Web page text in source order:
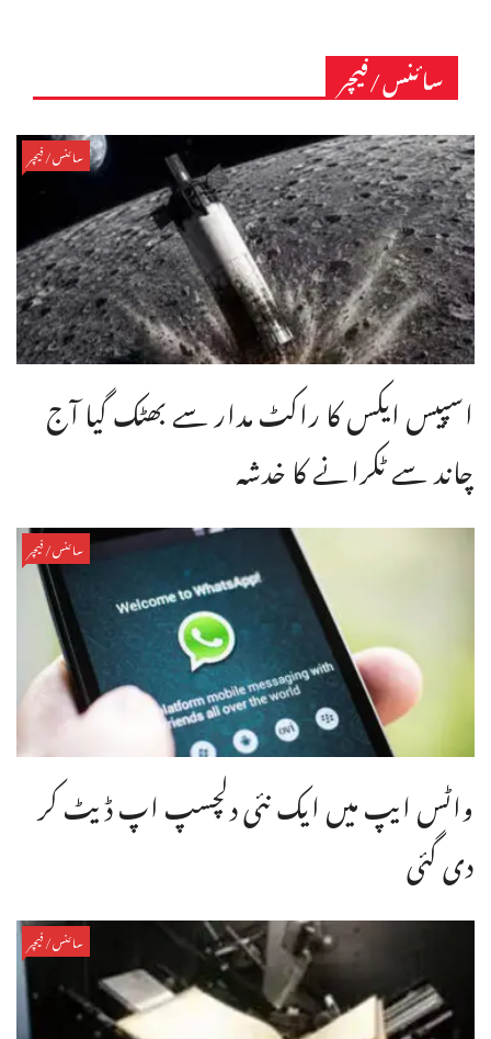
سائنس/فیچر
سائنس/فیچر
اسپیس ایکس کا راکٹ مدار سے بھٹک گیا آج
چاند سے ٹکرانے کا خدشہ
سائنس/فیچر
واٹس ایپ میں ایک نئی دلچسپ اپ ڈیٹ کر
دی گئی
سائنس/فیچر